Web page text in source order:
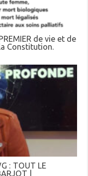
de vie et de
Constitution.
: TOUT LE
|